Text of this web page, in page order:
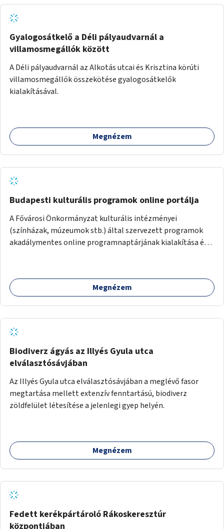
Gyalogosátkelő a Déli pályaudvarnál a
villamosmegállók között
A Déli pályaudvarnál az Alkotás utcai és Krisztina körúti
villamosmegállók összekötése gyalogosátkelők
kialakításával.
Megnézem
Budapesti kulturális programok online portálja
A Fővárosi Önkormányzat kulturális intézményei
(színházak, múzeumok stb.) által szervezett programok
akadálymentes online programnaptárjának kialakítása és
Megnézem
Biodiverz ágyás az Illyés Gyula utca
elválasztósávjában
Az Illyés Gyula utca elválasztósávjában a meglévő fasor
megtartása mellett extenzív fenntartású, biodiverz
zöldfelület létesítése a jelenlegi gyep helyén.
Megnézem
Fedett kerékpártároló Rákoskeresztúr
központjában